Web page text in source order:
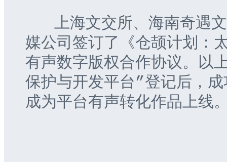
上海文交所、海南奇遇文
媒公司签订了《仓颉计划：
有声数字版权合作协议。以
保护与开发平台”登记后，
成为平台有声转化作品上线